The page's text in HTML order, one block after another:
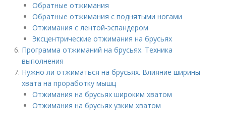
Обратные отжимания
Обратные отжимания с поднятыми ногами
Отжимания с лентой‑эспандером
Эксцентрические отжимания на брусьях
Программа отжиманий на брусьях. Техника
выполнения
Нужно ли отжиматься на брусьях. Влияние ширины
хвата на проработку мышц
Отжимания на брусьях широким хватом
Отжимания на брусьях узким хватом